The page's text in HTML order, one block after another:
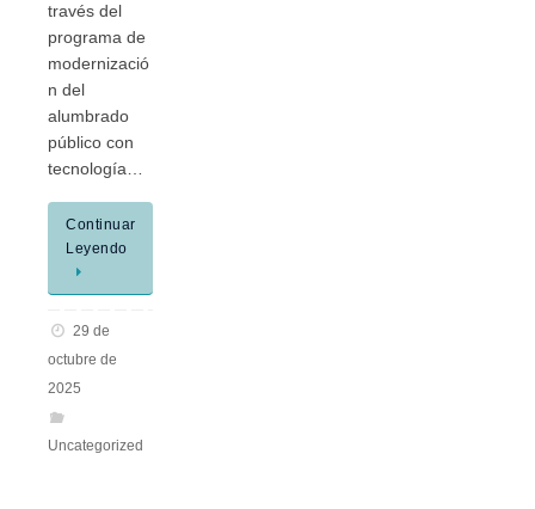
través del
programa de
modernizació
n del
alumbrado
público con
tecnología…
Continuar
Leyendo
29 de
octubre de
2025
Uncategorized